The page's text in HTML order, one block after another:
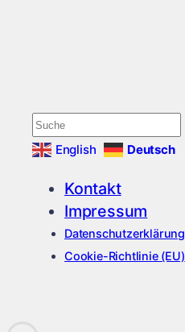
Suchen
English Deutsch
Kontakt
Impressum
Datenschutzerklärung
Cookie-Richtlinie (EU)